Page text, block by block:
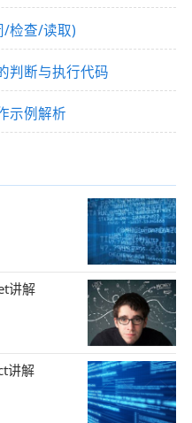
/检查/读取)
判断与执行代码
示例解析
讲解
讲解